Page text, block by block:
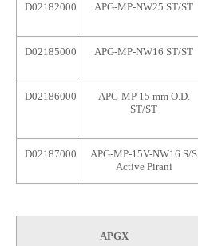
D02182000 APG-MP-NW25 ST/ST
D02185000 APG-MP-NW16 ST/ST
D02186000
APG-MP 15 mm O.D.
ST/ST
D02187000
APG-MP-15V-NW16 S/S
Active Pirani
APGХ